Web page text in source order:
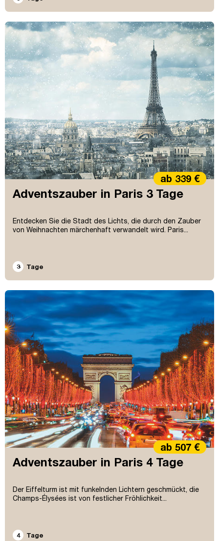
Adventszauber in Paris 3 Tage
Entdecken Sie die Stadt des Lichts, die durch den Zauber
von Weihnachten märchenhaft verwandelt wird. Paris...
ab 339 €
3 Tage
Adventszauber in Paris 4 Tage
Der Eiffelturm ist mit funkelnden Lichtern geschmückt, die
Champs-Élysées ist von festlicher Fröhlichkeit...
ab 507 €
4 Tage